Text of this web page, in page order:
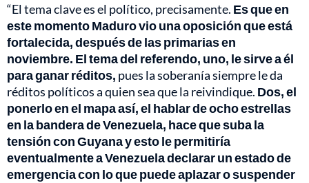
“El tema clave es el político, precisamente. Es que en
este momento Maduro vio una oposición que está
fortalecida, después de las primarias en
noviembre. El tema del referendo, uno, le sirve a él
para ganar réditos, pues la soberanía siempre le da
réditos políticos a quien sea que la reivindique. Dos, el
ponerlo en el mapa así, el hablar de ocho estrellas
en la bandera de Venezuela, hace que suba la
tensión con Guyana y esto le permitiría
eventualmente a Venezuela declarar un estado de
emergencia con lo que puede aplazar o suspender